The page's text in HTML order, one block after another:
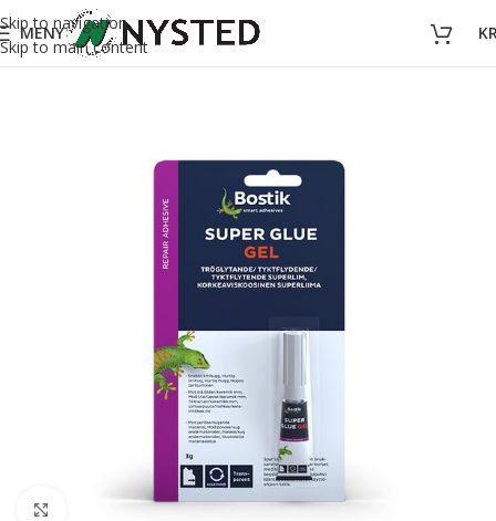
Skip to navigation
Skip to main content
MENY
Forstørr bilde